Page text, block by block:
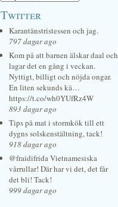
Twitter
Karantänstristessen och jag.
797 dagar ago
Kom på att barnen älskar daal och
lagar det en gång i veckan.
Nyttigt, billigt och nöjda ongar.
En liten sekunds kä…
https://t.co/wh0YUfRz4W
893 dagar ago
Tips på mat i stormkök till ett
dygns solskenstältning, tack!
918 dagar ago
@fraidifrida Vietnamesiska
vårrullar! Där har vi det, det får
det bli! Tack!
999 dagar ago